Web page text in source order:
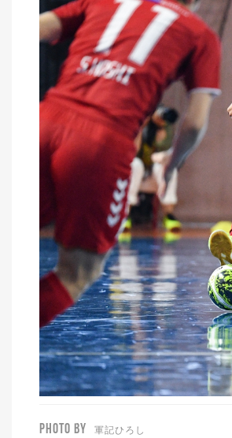
PHOTO BY 軍記ひろし